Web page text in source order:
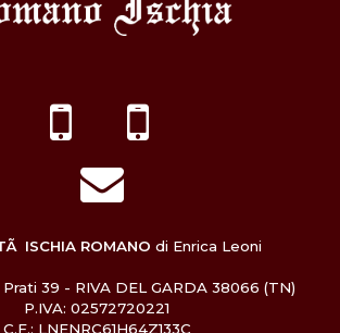
ISCHIA ROMANO di Enrica Leoni
Prati 39 - RIVA DEL GARDA 38066 (TN)
P.IVA: 02572720221
C.F.: LNENRC61H64Z133C